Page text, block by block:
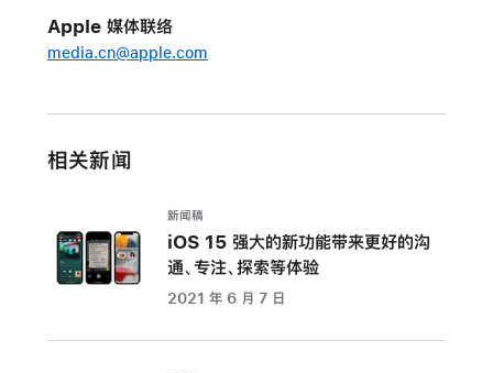
话
带
交
互
与
共
享
验
Apple 媒体联络
media.cn@apple.com
相关新闻
新闻稿
iOS 15 强大的新功能带来更好的沟
通、专注、探索等体验
2021 年 6 月 7 日